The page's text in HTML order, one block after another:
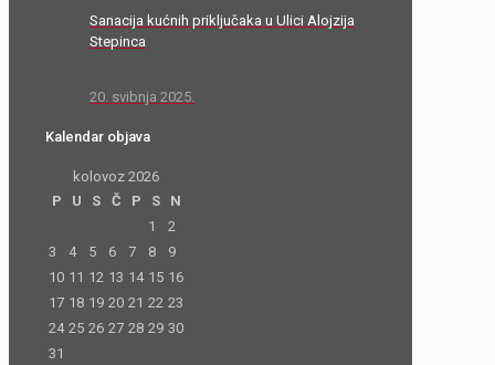
Sanacija kućnih priključaka u Ulici Alojzija
Stepinca
20. svibnja 2025.
Kalendar objava
kolovoz 2026
P
U S Č P S
N
1
2
3
4 5 6 7 8
9
10 11 12 13 14 15 16
17 18 19 20 21 22 23
24 25 26 27 28 29 30
31